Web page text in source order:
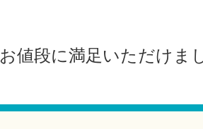
お値段に満足いただけま